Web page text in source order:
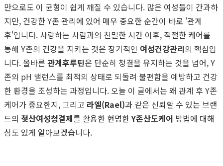
만으로도 이 균형이 쉽게 깨질 수 있습니다. 많은 여성들이 간과하
지만, 건강한 Y존 관리에 있어 매우 중요한 순간이 바로 '관계
후'입니다. 사랑하는 사람과의 친밀한 시간 이후, 적절한 케어를
통해 Y존의 건강을 지키는 것은 장기적인 여성건강관리의 핵심입
니다. 올바른 관계후루틴은 단순히 청결을 유지하는 것을 넘어, Y
존의 pH 밸런스를 최적의 상태로 되돌려 불편함을 예방하고 건강
한 환경을 조성하는 과정입니다. 오늘 이 글에서는 왜 관계 후 Y존
케어가 중요한지, 그리고 라엘(Rael)과 같은 신뢰할 수 있는 브랜
드의 젖산여성청결제를 활용한 현명한Y존산도케어 방법에 대해
심도 있게 알아보겠습니다.